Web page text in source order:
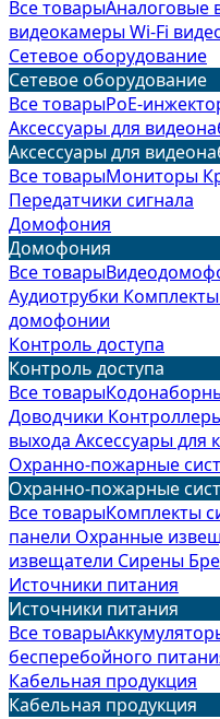
Все товарыАналоговые
видеокамерыWi-Fi
Сетевое оборудование
Сетевое оборудование
Все товарыPoE-
Аксессуары для
Аксессуары для
Все товарыМониторы
Передатчики сигнала
Домофония
Домофония
Все товары
Аудиотрубки
домофонии
Контроль доступа
Контроль доступа
Все товары
Доводчики
выхода Аксессуары для
Охранно-пожарные
Охранно-пожарные
Все товарыКомплекты
панели Охранные
извещатели Сирены
Источники питания
Источники питания
Все товары
бесперебойного
Кабельная продукция
Кабельная продукция